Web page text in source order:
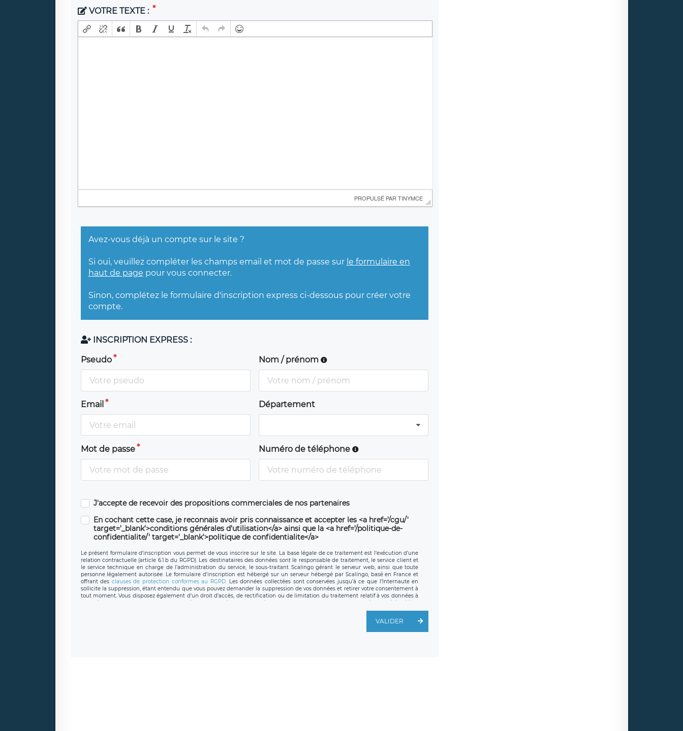
VOTRE TEXTE :
PROPULSÉ PAR TINYMCE
Avez-vous déjà un compte sur le site ?
Si oui, veuillez compléter les champs email et mot de passe sur le formulaire en
haut de page pour vous connecter.
Sinon, complétez le formulaire d'inscription express ci-dessous pour créer votre
compte.
INSCRIPTION EXPRESS :
Pseudo Nom / prénom
Email Département
Mot de passe Numéro de téléphone
J'accepte de recevoir des propositions commerciales de nos partenaires
En cochant cette case, je reconnais avoir pris connaissance et accepter les <a href='/cgu/'
target='_blank'>conditions générales d'utilisation</a> ainsi que la <a href='/politique-de-
confidentialite/' target='_blank'>politique de confidentialite</a>
Le présent formulaire d’inscription vous permet de vous inscrire sur le site. La base légale de ce traitement est l’exécution d’une
relation contractuelle (article 6.1.b du RGPD). Les destinataires des données sont le responsable de traitement, le service client et
le service technique en charge de l’administration du service, le sous-traitant Scalingo gérant le serveur web, ainsi que toute
personne légalement autorisée. Le formulaire d’inscription est hébergé sur un serveur hébergé par Scalingo, basé en France et
offrant des clauses de protection conformes au RGPD. Les données collectées sont conservées jusqu’à ce que l’Internaute en
sollicite la suppression, étant entendu que vous pouvez demander la suppression de vos données et retirer votre consentement à
tout moment. Vous disposez également d’un droit d’accès, de rectification ou de limitation du traitement relatif à vos données à
caractère personnel, ainsi que d’un droit à la portabilité de vos données. Vous pouvez exercer ces droits auprès du délégué à la
protection des données de LÉGAVOX qui exerce au siège social de LÉGAVOX et est joignable à l’adresse mail suivante :
joignable à l’adresse mail : responsabledetraitement@legavox.fr. Vous avez également le droit d’introduire une réclamation
VALIDER